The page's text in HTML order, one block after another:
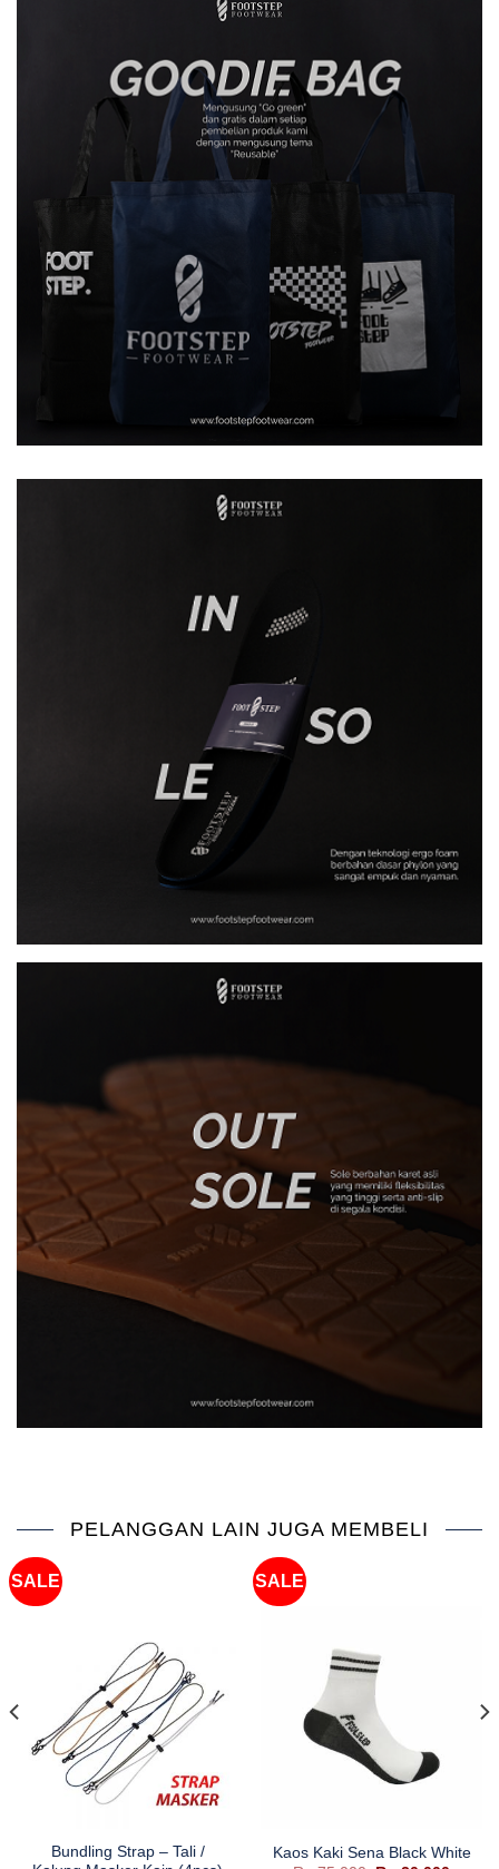
PELANGGAN LAIN JUGA MEMBELI
SALE
Bundling Strap – Tali /
SALE
Kaos Kaki Sena Black White